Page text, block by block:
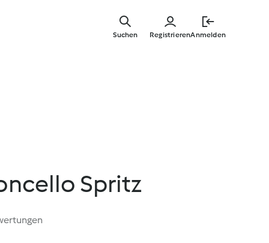
RegistrierenAnmelden
Suchen
Spritz